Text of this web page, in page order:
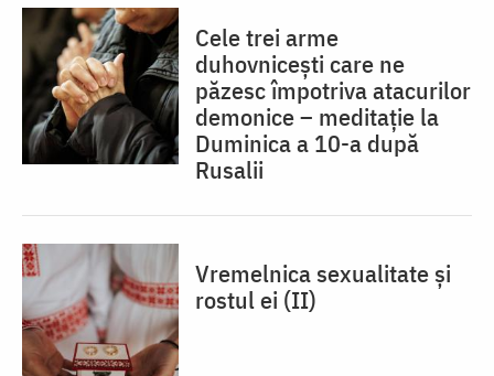
Cele trei arme
duhovnicești care ne
păzesc împotriva atacurilor
demonice – meditație la
Duminica a 10-a după
Rusalii
Vremelnica sexualitate și
rostul ei (II)